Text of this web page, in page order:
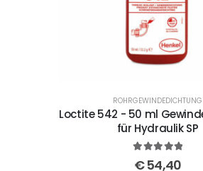
ROHRGEWINDEDICHTUNG
Loctite 542 - 50 ml
für Hydraulik SP
out of 5
€54,40